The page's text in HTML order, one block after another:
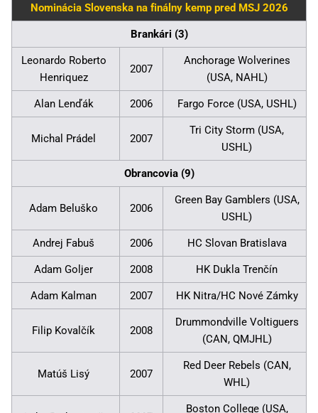
Nominácia Slovenska na finálny kemp pred MSJ 2026
Brankári (3)
Leonardo Roberto
Henriquez
2007
Anchorage Wolverines
(USA, NAHL)
Alan Lenďák 2006 Fargo Force (USA, USHL)
Michal Prádel 2007
Tri City Storm (USA,
USHL)
Obrancovia (9)
Adam Beluško 2006
Green Bay Gamblers (USA,
USHL)
Andrej Fabuš 2006 HC Slovan Bratislava
Adam Goljer 2008 HK Dukla Trenčín
Adam Kalman 2007 HK Nitra/HC Nové Zámky
Filip Kovalčík 2008
Drummondville Voltiguers
(CAN, QMJHL)
Matúš Lisý 2007
Red Deer Rebels (CAN,
WHL)
Boston College (USA,